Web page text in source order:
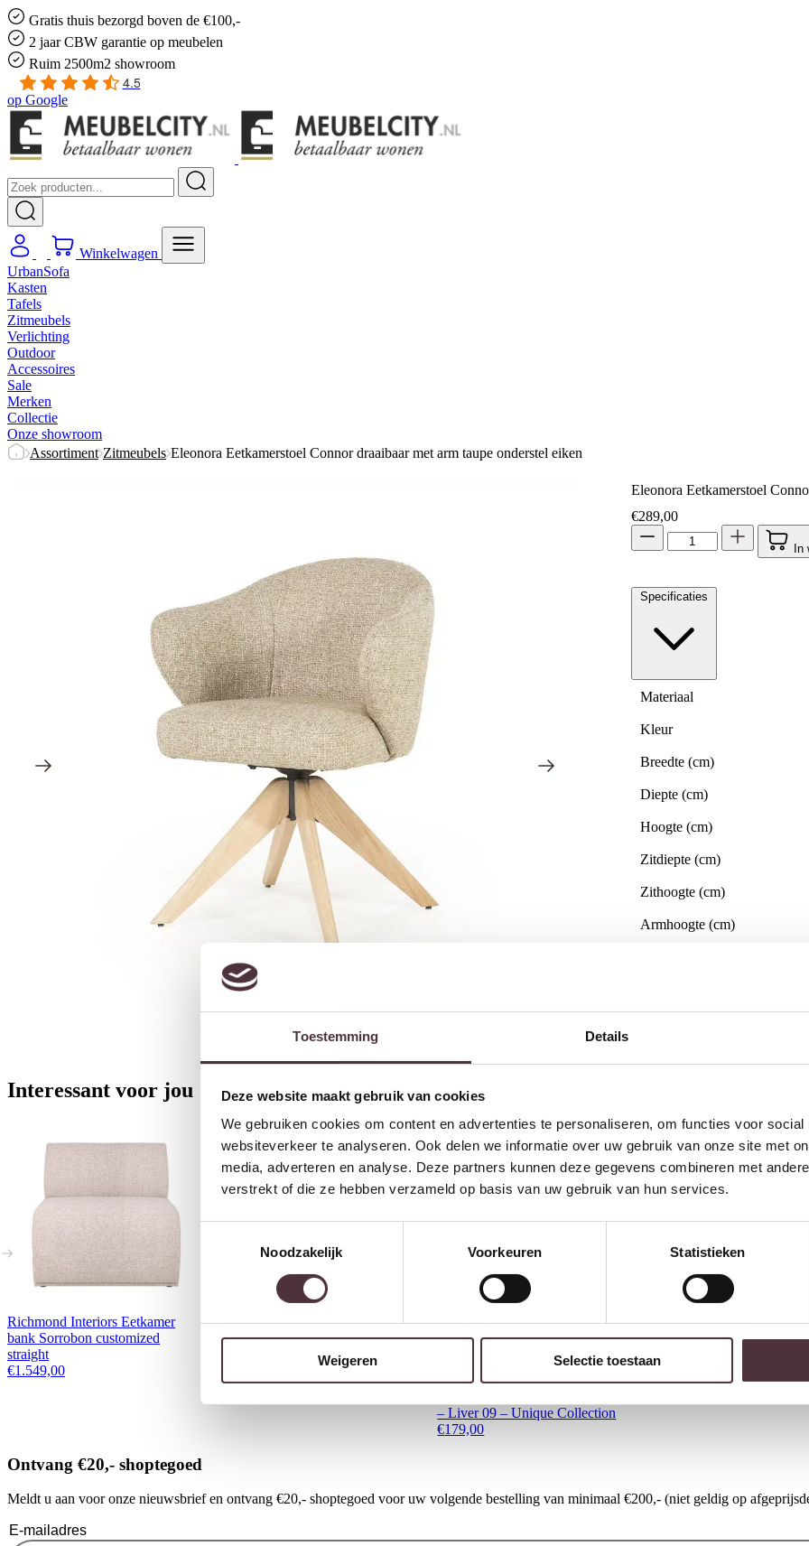
Toestemming Details
Deze website maakt gebruik van cookies
We gebruiken cookies om content en advertenties te personaliseren, om functies voor social
websiteverkeer te analyseren. Ook delen we informatie over uw gebruik van onze site met
media, adverteren en analyse. Deze partners kunnen deze gegevens combineren met
verstrekt of die ze hebben verzameld op basis van uw gebruik van hun services.
Noodzakelijk
Voorkeuren Statistieken
Weigeren Selectie toestaan
Gratis thuis bezorgd boven de €100,-
2 jaar CBW garantie op meubelen
Ruim 2500m2 showroom
4.5
op Google
Winkelwagen
UrbanSofa
Kasten
Tafels
Zitmeubels
Verlichting
Outdoor
Accessoires
Sale
Merken
Collectie
Onze showroom
Assortiment Zitmeubels Eleonora Eetkamerstoel Connor draaibaar met arm taupe onderstel eiken
Eleonora Eetkamerstoel
€289,00
In
Specificaties
Materiaal
Kleur
Breedte (cm)
Diepte (cm)
Hoogte (cm)
Zitdiepte (cm)
Zithoogte (cm)
Armhoogte (cm)
Ruim2500m2 showroom
Interessant voor jou
Richmond Interiors Eetkamer
bank Sorrobon customized
straight
€1.549,00
Starfurn Eetkamerbank Tivoli
Beige 155 cm
Nijwie MySons Marley
– Liver 09 – Unique Collection
€179,00
SEVN hoekbank Emma
€3.122,00
Ontvang €20,- shoptegoed
Meldt u aan voor onze nieuwsbrief en ontvang €20,- shoptegoed voor uw volgende bestelling van minimaal €200,- (niet geldig op